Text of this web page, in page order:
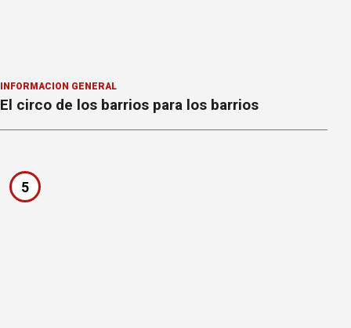
INFORMACION GENERAL
El circo de los barrios para los barrios
5